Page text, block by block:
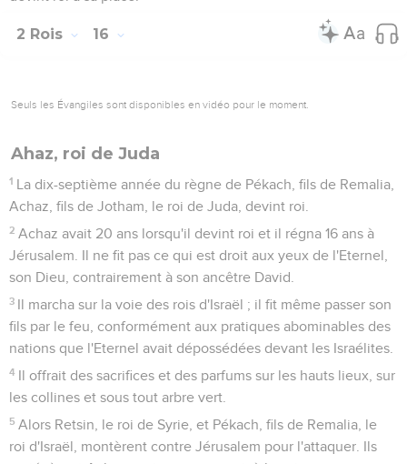
alors enfermer et enchaîner dans une prison.
La neuvième année du règne d'Osée, le roi d'Assyrie prit
Chalach ainsi que sur les rives du Chabor, le fleuve de
Gozan, et dans les villes des Mèdes.
Les causes de la ruine du royaume d'Israël
Tout cela est arrivé parce que les Israélites ont péché
contre l'Eternel, leur Dieu, celui qui les avait fait sortir
d'Egypte en les délivrant de l’oppression du pharaon, du roi
d'Egypte, et parce qu'ils ont craint d'autres dieux.
8 Ils ont suivi les coutumes des nations que l'Eternel avait
dépossédées devant eux et celles que les rois d'Israël
avaient établies.
9 Les Israélites ont commis en secret des actes inadmissibles
contre l'Eternel, leur Dieu. Ils se sont construit des hauts
lieux dans toutes leurs villes, qu’il s’agisse de simples tours